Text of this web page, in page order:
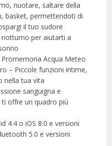
nuotare, saltare della
basket, permettendoti di
il tuo sudore
per aiutarti a
Acqua Meteo
– Piccole funzioni intime,
nella tua vita
sanguigna e
ti offre un quadro più
4.4 o iOS 8.0 e versioni
5.0 e versioni